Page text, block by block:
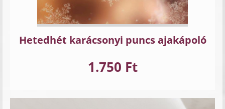
Hetedhét karácsonyi puncs ajakápoló
1.750 Ft